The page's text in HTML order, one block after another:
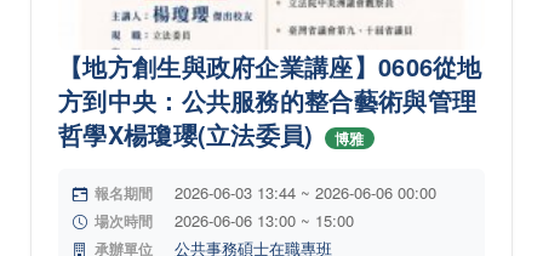
【地方創生與政府企業講座】0606從地
方到中央：公共服務的整合藝術與管理
哲學X楊瓊瓔(立法委員)
博雅
報名期間 2026-06-03 13:44 ~ 2026-06-06 00:00
場次時間 2026-06-06 13:00 ~ 15:00
承辦單位 公共事務碩士在職專班